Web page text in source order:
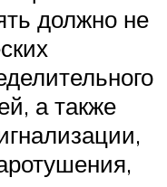
должно не
а также